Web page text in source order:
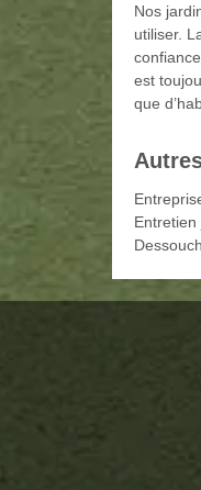
Nos
utiliser.
est
que
Entretien